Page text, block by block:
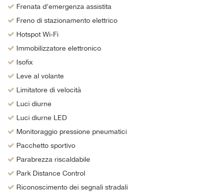
Frenata d'emergenza assistita
Freno di stazionamento elettrico
Hotspot Wi-Fi
Immobilizzatore elettronico
Isofix
Leve al volante
Limitatore di velocità
Luci diurne
Luci diurne LED
Monitoraggio pressione pneumatici
Pacchetto sportivo
Parabrezza riscaldabile
Park Distance Control
Riconoscimento dei segnali stradali